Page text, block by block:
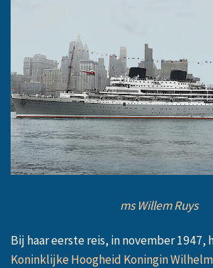
ms Willem Ruys
Bij haar eerste reis, in november 1947,
Koninklijke Hoogheid Koningin